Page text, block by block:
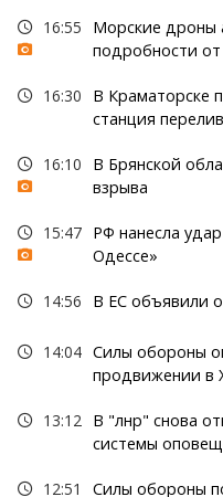
16:55
Морские дроны
подробности
16:30
В Краматорске
станция
16:10
В Брянской
взрыва
15:47 РФ нанесла
Одессе»
14:56 В ЕС объявили
14:04 Силы обороны
продвижении в
13:12 В "лнр" снова
системы
12:51 Силы обороны